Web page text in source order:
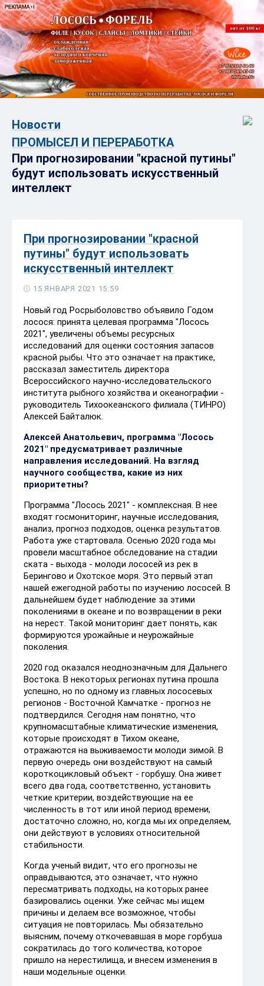
Новости
ПРОМЫСЕЛ И ПЕРЕРАБОТКА
При прогнозировании "красной путины"
будут использовать искусственный
интеллект
При прогнозировании "красной
путины" будут использовать
искусственный интеллект
15 ЯНВАРЯ 2021 15:59
Новый год Росрыболовство объявило Годом
лосося: принята целевая программа "Лосось
2021", увеличены объемы ресурсных
исследований для оценки состояния запасов
красной рыбы. Что это означает на практике,
рассказал заместитель директора
Всероссийского научно-исследовательского
института рыбного хозяйства и океанографии -
руководитель Тихоокеанского филиала (ТИНРО)
Алексей Байталюк.
Алексей Анатольевич, программа "Лосось
2021" предусматривает различные
направления исследований. На взгляд
научного сообщества, какие из них
приоритетны?
Программа "Лосось 2021" - комплексная. В нее
входят госмониторинг, научные исследования,
анализ, прогноз подходов, оценка результатов.
Работа уже стартовала. Осенью 2020 года мы
провели масштабное обследование на стадии
ската - выхода - молоди лососей из рек в
Берингово и Охотское моря. Это первый этап
нашей ежегодной работы по изучению лососей. В
дальнейшем будет наблюдение за этими
поколениями в океане и по возвращении в реки
на нерест. Такой мониторинг дает понять, как
формируются урожайные и неурожайные
поколения.
2020 год оказался неоднозначным для Дальнего
Востока. В некоторых регионах путина прошла
успешно, но по одному из главных лососевых
регионов - Восточной Камчатке - прогноз не
подтвердился. Сегодня нам понятно, что
крупномасштабные климатические изменения,
которые происходят в Тихом океане,
отражаются на выживаемости молоди зимой. В
первую очередь они воздействуют на самый
короткоцикловый объект - горбушу. Она живет
всего два года, соответственно, установить
четкие критерии, воздействующие на ее
численность в тот или иной период времени,
достаточно сложно, но, когда мы их определяем,
они действуют в условиях относительной
стабильности.
Когда ученый видит, что его прогнозы не
оправдываются, это означает, что нужно
пересматривать подходы, на которых ранее
базировались оценки. Уже сейчас мы ищем
причины и делаем все возможное, чтобы
ситуация не повторилась. Мы обязательно
выясним, почему откочевавшая в море горбуша
сократилась до того количества, которое
пришло на нерестилища, и внесем изменения в
наши модельные оценки.